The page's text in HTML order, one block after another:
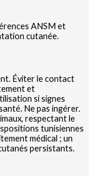
ANSM et
cutanée.
Éviter le contact
et
si signes
Ne pas ingérer.
respectant le
tunisiennes
médical ; un
persistants.